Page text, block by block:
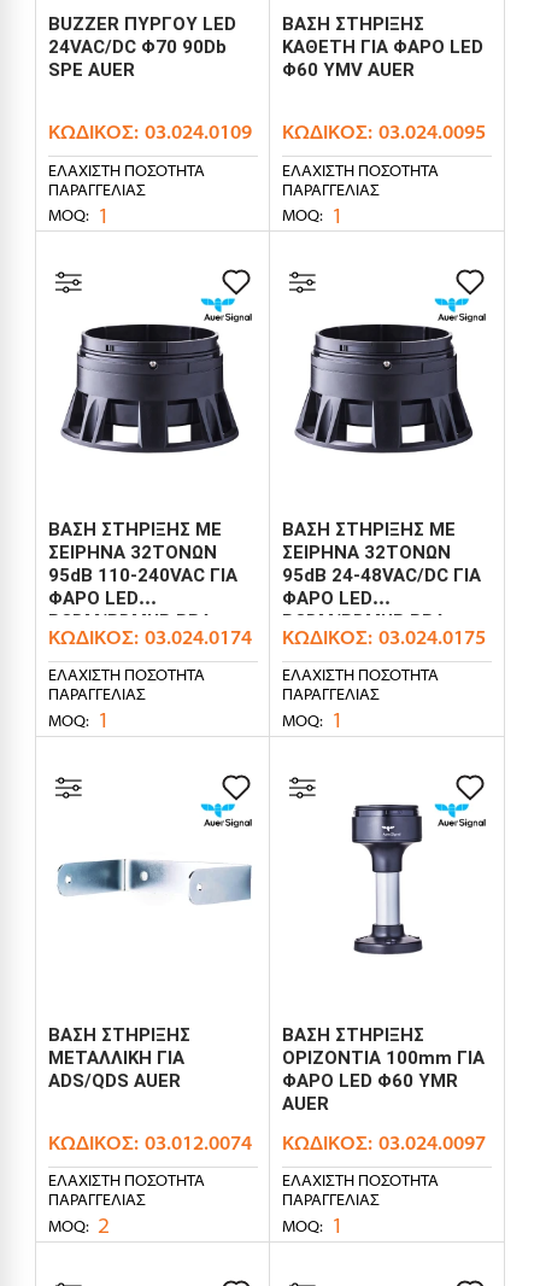
BUZZER ΠΥΡΓΟΥ LED
24VAC/DC Φ70 90Db
SPE AUER
ΚΩΔΙΚΌΣ: 03.024.0109
ΕΛΆΧΙΣΤΗ ΠΟΣΌΤΗΤΑ
ΠΑΡΑΓΓΕΛΊΑΣ
MOQ: 1
ΒΑΣΗ ΣΤΗΡΙΞΗΣ
ΚΑΘΕΤΗ ΓΙΑ ΦΑΡΟ LED
Φ60 YMV AUER
ΚΩΔΙΚΌΣ: 03.024.0095
ΕΛΆΧΙΣΤΗ ΠΟΣΌΤΗΤΑ
ΠΑΡΑΓΓΕΛΊΑΣ
MOQ: 1
ΒΑΣΗ ΣΤΗΡΙΞΗΣ ΜΕ
ΣΕΙΡΗΝΑ 32ΤΟΝΩΝ
95dB 110-240VAC ΓΙΑ
ΦΑΡΟ LED
RCDM/RDMUP RBA
AUER
ΚΩΔΙΚΌΣ: 03.024.0174
ΕΛΆΧΙΣΤΗ ΠΟΣΌΤΗΤΑ
ΠΑΡΑΓΓΕΛΊΑΣ
MOQ: 1
ΒΑΣΗ ΣΤΗΡΙΞΗΣ ΜΕ
ΣΕΙΡΗΝΑ 32ΤΟΝΩΝ
95dB 24-48VAC/DC ΓΙΑ
ΦΑΡΟ LED
RCDM/RDMUP RBA
AUER
ΚΩΔΙΚΌΣ: 03.024.0175
ΕΛΆΧΙΣΤΗ ΠΟΣΌΤΗΤΑ
ΠΑΡΑΓΓΕΛΊΑΣ
MOQ: 1
ΒΑΣΗ ΣΤΗΡΙΞΗΣ
ΜΕΤΑΛΛΙΚΗ ΓΙΑ
ΑDS/QDS AUER
ΚΩΔΙΚΌΣ: 03.012.0074
ΕΛΆΧΙΣΤΗ ΠΟΣΌΤΗΤΑ
ΠΑΡΑΓΓΕΛΊΑΣ
MOQ: 2
ΒΑΣΗ ΣΤΗΡΙΞΗΣ
ΟΡΙΖΟΝΤΙΑ 100mm ΓΙΑ
ΦΑΡΟ LED Φ60 YMR
AUER
ΚΩΔΙΚΌΣ: 03.024.0097
ΕΛΆΧΙΣΤΗ ΠΟΣΌΤΗΤΑ
ΠΑΡΑΓΓΕΛΊΑΣ
MOQ: 1